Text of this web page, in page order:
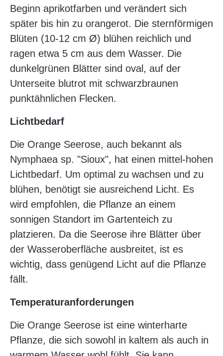
Beginn aprikotfarben und verändert sich
später bis hin zu orangerot. Die sternförmigen
Blüten (10-12 cm Ø) blühen reichlich und
ragen etwa 5 cm aus dem Wasser. Die
dunkelgrünen Blätter sind oval, auf der
Unterseite blutrot mit schwarzbraunen
punktähnlichen Flecken.
Lichtbedarf
Die Orange Seerose, auch bekannt als
Nymphaea sp. "Sioux", hat einen mittel-hohen
Lichtbedarf. Um optimal zu wachsen und zu
blühen, benötigt sie ausreichend Licht. Es
wird empfohlen, die Pflanze an einem
sonnigen Standort im Gartenteich zu
platzieren. Da die Seerose ihre Blätter über
der Wasseroberfläche ausbreitet, ist es
wichtig, dass genügend Licht auf die Pflanze
fällt.
Temperaturanforderungen
Die Orange Seerose ist eine winterharte
Pflanze, die sich sowohl in kaltem als auch in